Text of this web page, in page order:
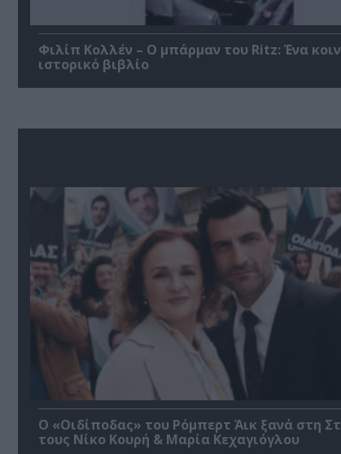
Φιλίπ Κολλέν – Ο μπάρμαν του Ritz: Ένα
ιστορικό βιβλίο
O «Οιδίποδας» του Ρόμπερτ Άικ ξανά στη
τους Νίκο Κουρή & Μαρία Κεχαγιόγλου